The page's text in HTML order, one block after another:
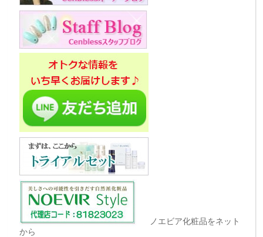
ノエビア化粧品をネット
から